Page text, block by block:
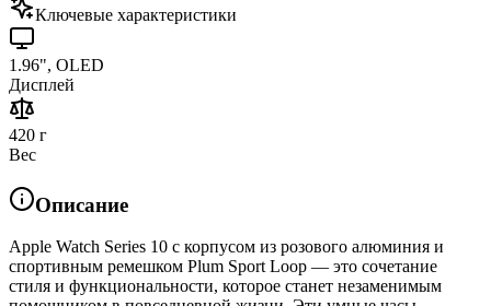
Ключевые характеристики
1.96", OLED
Дисплей
420 г
Вес
Описание
Apple Watch Series 10 с корпусом из розового алюминия и
спортивным ремешком Plum Sport Loop — это сочетание
стиля и функциональности, которое станет незаменимым